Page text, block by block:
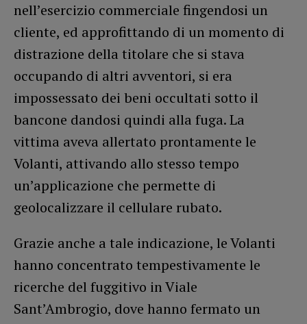
nell’esercizio commerciale fingendosi un
cliente, ed approfittando di un momento di
distrazione della titolare che si stava
occupando di altri avventori, si era
impossessato dei beni occultati sotto il
bancone dandosi quindi alla fuga. La
vittima aveva allertato prontamente le
Volanti, attivando allo stesso tempo
un’applicazione che permette di
geolocalizzare il cellulare rubato.
Grazie anche a tale indicazione, le Volanti
hanno concentrato tempestivamente le
ricerche del fuggitivo in Viale
Sant’Ambrogio, dove hanno fermato un